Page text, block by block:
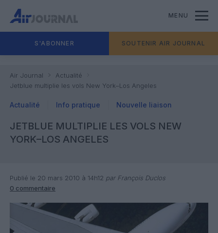
MENU
S'ABONNER SOUTENIR AIR JOURNAL
Air Journal
Actualité
Jetblue multiplie les vols New York–Los Angeles
Actualité Info pratique Nouvelle liaison
JETBLUE MULTIPLIE LES VOLS NEW
YORK–LOS ANGELES
Publié le 20 mars 2010 à 14h12 par François Duclos
0 commentaire